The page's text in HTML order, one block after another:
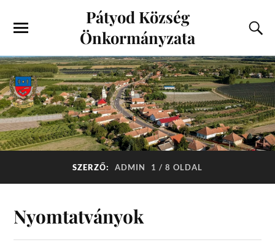
Pátyod Község
Önkormányzata
SZERZŐ: ADMIN 1 / 8 OLDAL
Nyomtatványok